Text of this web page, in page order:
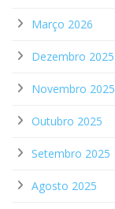
Março 2026
Dezembro 2025
Novembro 2025
Outubro 2025
Setembro 2025
Agosto 2025